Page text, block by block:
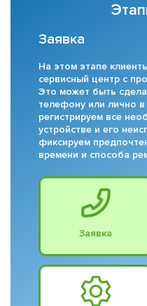
Заявка
На этом этапе
сервисный центр с
Это может быть
телефону или лично
регистрируем все
устройстве и его
фиксируем
времени и способа
Заявка